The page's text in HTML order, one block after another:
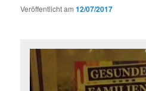
Veröffentlicht am12/07/2017